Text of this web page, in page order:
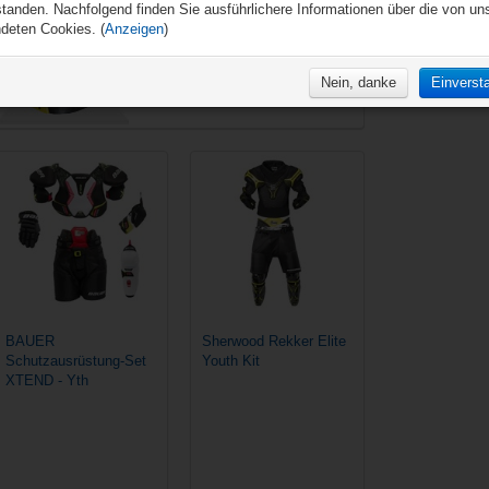
Mundschutz
BAUER
Schutzausrüstung-Set
XTEND - Yth
auf die Vergleichsliste
Sherwood Rekker Elite
Youth Kit
auf die Vergleichsliste
Nachfolgend finden Sie ausführlichere Informationen über die von
Cookies. (Anzeigen)
Nein, danke